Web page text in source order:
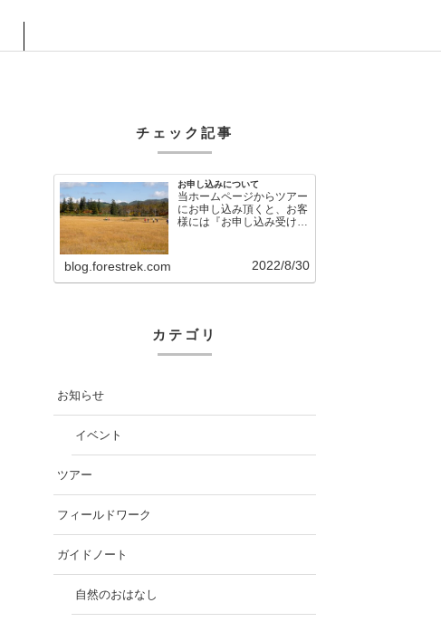
チェック記事
お申し込みについて
当ホームページからツアー
にお申し込み頂くと、お客
様には『お申し込み受け付
blog.forestrek.com 2022/8/30
カテゴリ
お知らせ
イベント
ツアー
フィールドワーク
ガイドノート
自然のおはなし